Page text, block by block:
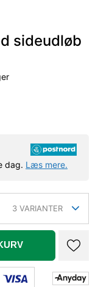
sideudløb
dag. Læs mere.
3 VARIANTER